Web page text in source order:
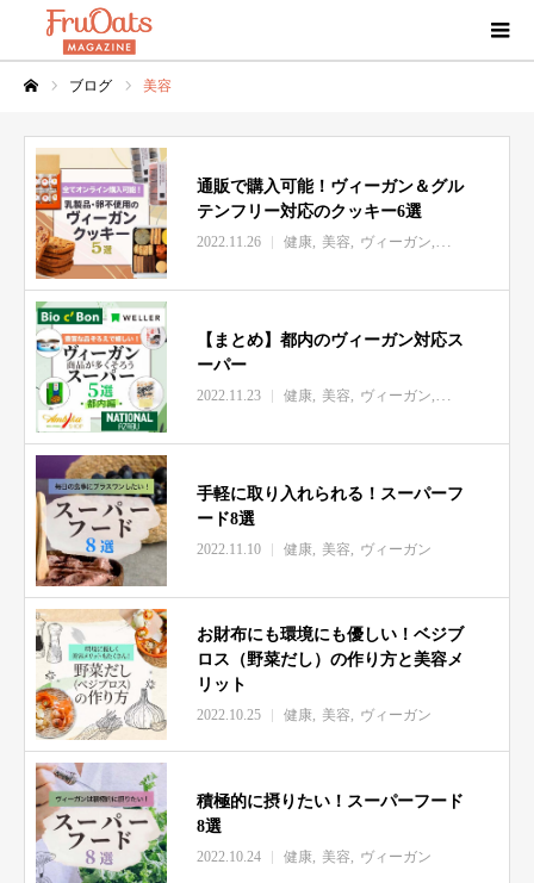
ブログ 美容
通販で購入可能！ヴィーガン＆グル
テンフリー対応のクッキー6選
2022.11.26 健康 美容 ヴィーガン
【まとめ】都内のヴィーガン対応ス
ーパー
2022.11.23 健康 美容 ヴィーガン
手軽に取り入れられる！スーパーフ
ード8選
2022.11.10 健康 美容 ヴィーガン
お財布にも環境にも優しい！ベジブ
ロス（野菜だし）の作り方と美容メ
リット
2022.10.25 健康 美容 ヴィーガン
積極的に摂りたい！スーパーフード
8選
2022.10.24 健康 美容 ヴィーガン